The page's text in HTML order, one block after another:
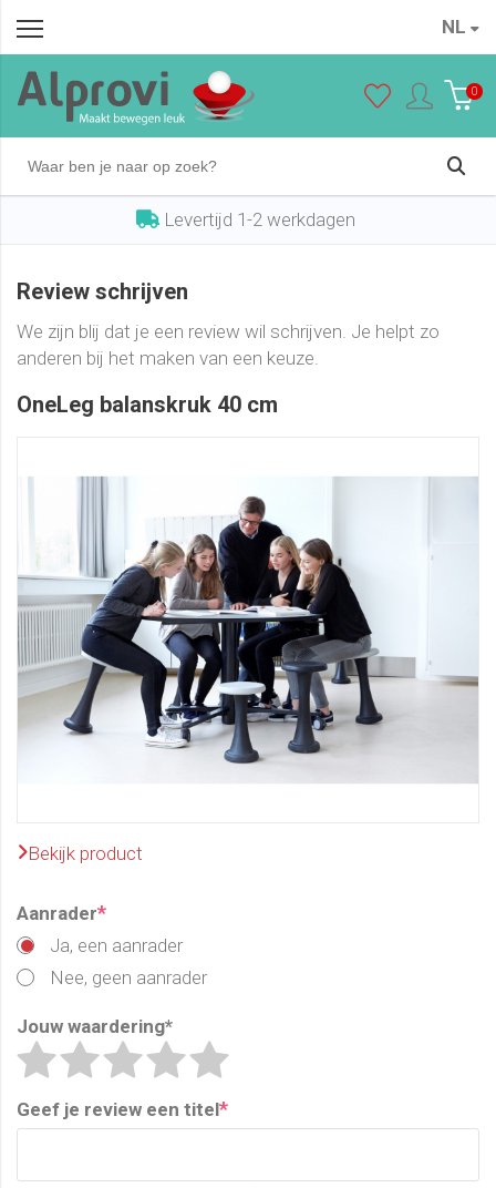
NL
0
Levertijd 1-2 werkdagen
Review schrijven
We zijn blij dat je een review wil schrijven. Je helpt zo
anderen bij het maken van een keuze.
OneLeg balanskruk 40 cm
Bekijk product
Aanrader*
Ja, een aanrader
Nee, geen aanrader
Jouw waardering*
Geef je review een titel*